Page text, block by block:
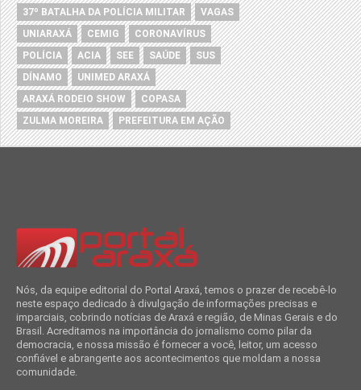
37º BATALHA DA POLÍCIA MILITAR
VAGAS
UNIARAXÁ
CEMIG
CORONAVÍRUS
POLÍCIA
ACIA SEE SAÚDE
SUS
DÍNAMO
UNIMED ARAXÁ
ARAXÁ RODEIO SHOW
COPASA
ZULMA MOREIRA
PREFEITURA EM AÇÃO
Nós, da equipe editorial do Portal Araxá, temos o prazer de recebê-lo
neste espaço dedicado à divulgação de informações precisas e
imparciais, cobrindo notícias de Araxá e região, de Minas Gerais e do
Brasil. Acreditamos na importância do jornalismo como pilar da
democracia, e nossa missão é fornecer a você, leitor, um acesso
confiável e abrangente aos acontecimentos que moldam a nossa
comunidade.